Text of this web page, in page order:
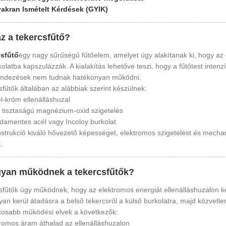
Ismételt Kérdések (GYIK)
a tekercsfűtő?
egy nagy sűrűségű fűtőelem, amelyet úgy alakítanak ki, hogy
kapszulázzák. A kialakítás lehetővé teszi, hogy a fűtőtest
nem tudnak hatékonyan működni.
általában az alábbiak szerint készülnek:
króm ellenálláshuzal
tisztaságú magnézium-oxid szigetelés
acél vagy Incoloy burkolat
kiváló hővezető képességet, elektromos szigetelést és
.
működnek a tekercsfűtők?
úgy működnek, hogy az elektromos energiát ellenálláshuzalon
kerül átadásra a belső tekercsről a külső burkolatra, majd
működési elvek a következők:
áram áthalad az ellenálláshuzalon